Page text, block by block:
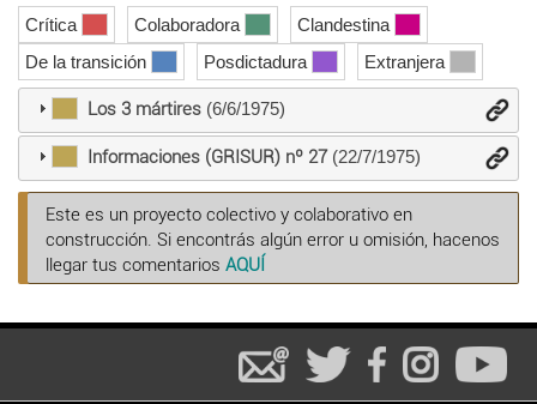
Crítica Colaboradora
Clandestina
De la transición
Posdictadura Extranjera
Los 3 mártires(6/6/1975)
Informaciones (GRISUR) nº 27(22/7/1975)
Este es un proyecto colectivo y colaborativo en
construcción. Si encontrás algún error u omisión, hacenos
llegar tus comentarios AQUÍ